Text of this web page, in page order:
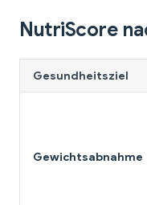
NutriScore
Gesundheitsziel
Gewichtsabnahme